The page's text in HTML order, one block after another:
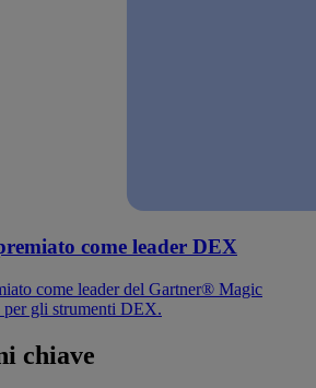
come leader DEX
come leader del Gartner® Magic
gli strumenti DEX.
chiave